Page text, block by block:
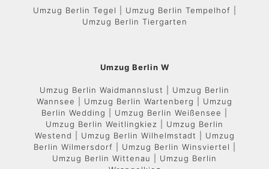
Umzug Berlin Tegel | Umzug Berlin Tempelhof |
Umzug Berlin Tiergarten
Umzug Berlin W
Umzug Berlin Waidmannslust | Umzug Berlin
Wannsee | Umzug Berlin Wartenberg | Umzug
Berlin Wedding | Umzug Berlin Weißensee |
Umzug Berlin Weitlingkiez | Umzug Berlin
Westend | Umzug Berlin Wilhelmstadt | Umzug
Berlin Wilmersdorf | Umzug Berlin Winsviertel |
Umzug Berlin Wittenau | Umzug Berlin